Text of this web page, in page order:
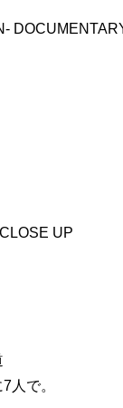
UP
人で。